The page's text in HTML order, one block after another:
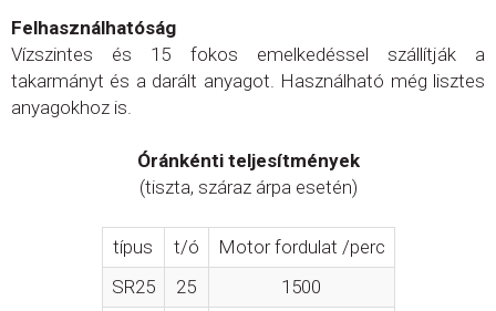
Felhasználhatóság
Vízszintes és 15 fokos emelkedéssel szállítják a
takarmányt és a darált anyagot. Használható még lisztes
anyagokhoz is.
Óránkénti teljesítmények
(tiszta, száraz árpa esetén)
típus t/ó
Motor fordulat /perc
SR25
25
1500